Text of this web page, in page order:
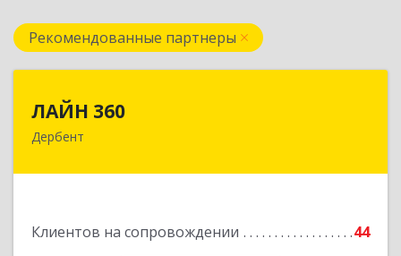
Рекомендованные партнеры
ЛАЙН 360
Дербент
Клиентов на сопровождении 44
368600, Дагестан Респ, Дербент г, Ю.Гагарина